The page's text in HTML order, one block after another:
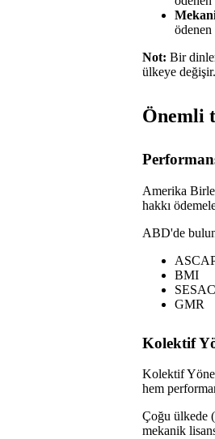
ödenen
Not: Bir
ülkeye değişir.
Önemli
Amerika
hakkı
ABD'de
BMI
SESAC
GMR
Kolektif
Kolektif
hem
Çoğu ülkede
mekanik